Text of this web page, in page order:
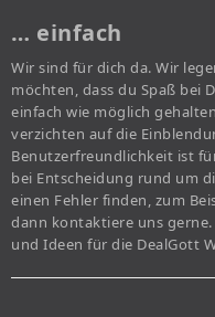
… einfach
Wir sind für dich da. Wir
möchten, dass du Spaß bei
einfach wie möglich
verzichten auf die
Benutzerfreundlichkeit ist
bei Entscheidung rund um
einen Fehler finden, zum
dann kontaktiere uns
und Ideen für die DealGott